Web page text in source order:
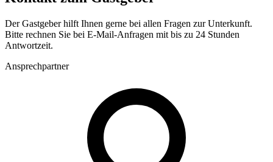
Der Gastgeber hilft Ihnen gerne bei allen Fragen zur Unterkunft.
Bitte rechnen Sie bei E-Mail-Anfragen mit bis zu 24 Stunden
Antwortzeit.
Ansprechpartner